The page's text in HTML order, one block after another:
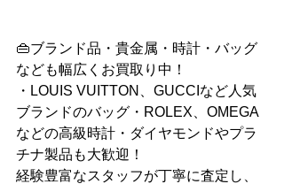
👜ブランド品・貴金属・時計・バッグ
なども幅広くお買取り中！
・LOUIS VUITTON、GUCCIなど人気
ブランドのバッグ・ROLEX、OMEGA
などの高級時計・ダイヤモンドやプラ
チナ製品も大歓迎！
経験豊富なスタッフが丁寧に査定し、